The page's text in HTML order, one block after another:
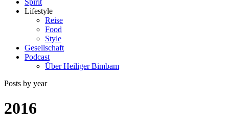
Spirit
Lifestyle
Reise
Food
Style
Gesellschaft
Podcast
Über Heiliger Bimbam
Posts by year
2016